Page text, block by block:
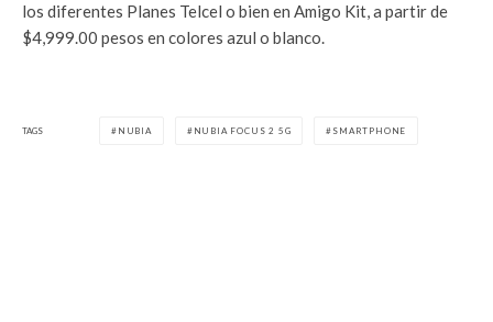
los diferentes Planes Telcel o bien en Amigo Kit, a partir de
$4,999.00 pesos en colores azul o blanco.
TAGS NUBIA NUBIA FOCUS 2 5G SMARTPHONE